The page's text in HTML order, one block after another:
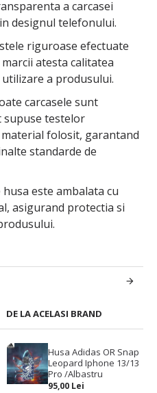
DE LA ACELASI BRAND
Husa Adidas OR Snap
Leopard Iphone 13/13
Pro /Albastru
95,00 Lei
a carcasei
designul telefonului.
riguroase efectuate
atesta calitatea
a produsului.
carcasele sunt
supuse testelor
folosit, garantand
standarde de
husa este ambalata cu
asigurand protectia si